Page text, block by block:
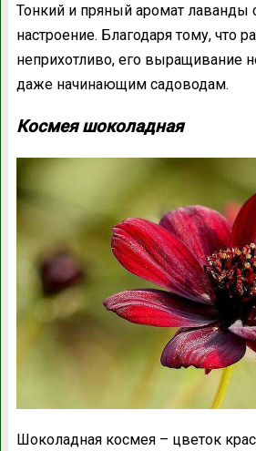
Тонкий и пряный аромат лаванды
настроение. Благодаря тому, что
неприхотливо, его выращивание
даже начинающим садоводам.
Космея шоколадная
Шоколадная космея – цветок